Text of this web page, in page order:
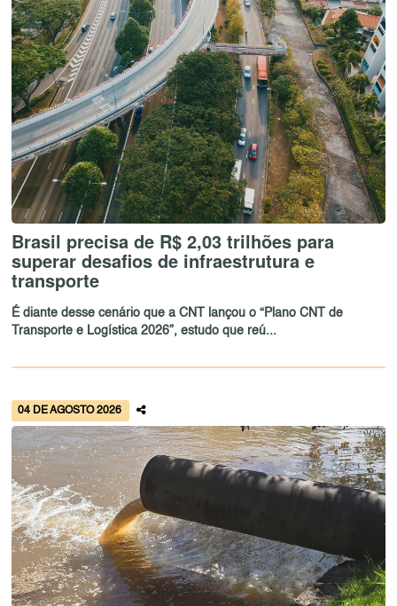
Brasil precisa de R$ 2,03 trilhões para
superar desafios de infraestrutura e
transporte
É diante desse cenário que a CNT lançou o “Plano CNT de
Transporte e Logística 2026”, estudo que reú...
04 DE AGOSTO 2026